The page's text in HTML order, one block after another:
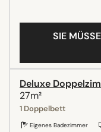
SIE
Deluxe
27m²
1 Doppelbett
Eigenes Badezimmer